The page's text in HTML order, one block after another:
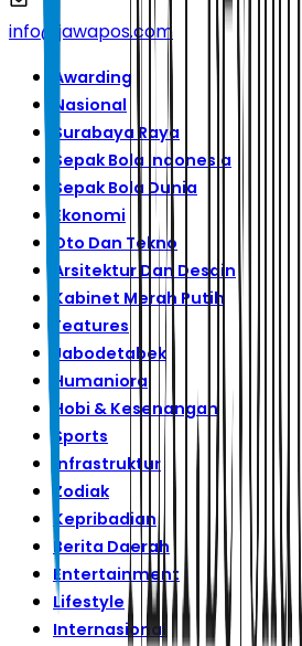
info@jawapos.com
Awarding
Nasional
Surabaya Raya
Sepak Bola Indonesia
Sepak Bola Dunia
Ekonomi
Oto Dan Tekno
Arsitektur Dan Desain
Kabinet Merah Putih
Features
Jabodetabek
Humaniora
Hobi & Kesenangan
Sports
Infrastruktur
Zodiak
Kepribadian
Berita Daerah
Entertainment
Lifestyle
Internasional